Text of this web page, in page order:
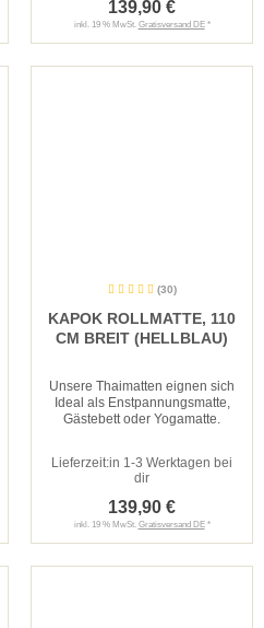
139,90 €
inkl. 19 % MwSt. Gratisversand DE*
(30)
KAPOK ROLLMATTE, 110
CM BREIT (HELLBLAU)
Unsere Thaimatten eignen sich
Ideal als Enstpannungsmatte,
Gästebett oder Yogamatte.
Lieferzeit:in 1-3 Werktagen bei
dir
139,90 €
inkl. 19 % MwSt. Gratisversand DE*